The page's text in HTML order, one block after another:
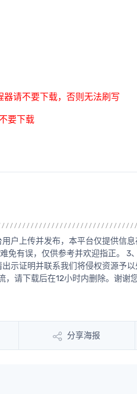
请不要下载，否则无法刷写
要下载
户上传并发布，本平台仅提供信
免有误，仅供参考并欢迎指正。 3
示证明并联系我们将侵权资源予
请下载后在12小时内删除。谢谢您
分享海报